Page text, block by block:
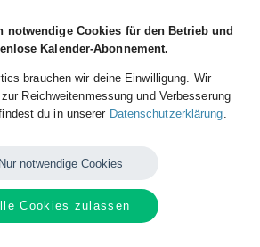
notwendige Cookies für den Betrieb und
Kalender-Abonnement.
brauchen wir deine Einwilligung. Wir
Reichweitenmessung und Verbesserung
du in unserer Datenschutzerklärung.
Nur notwendige Cookies
Cookies zulassen